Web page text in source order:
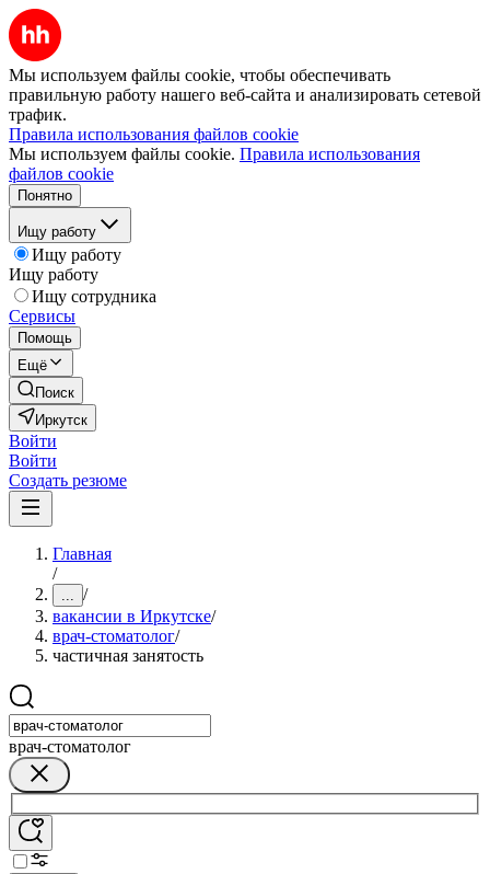
Мы используем файлы cookie, чтобы обеспечивать
правильную работу нашего веб-сайта и анализировать сетевой
трафик.
Правила использования файлов cookie
Мы используем файлы cookie. Правила использования
файлов cookie
Понятно
Ищу работу
Ищу работу
Ищу работу
Ищу сотрудника
Сервисы
Помощь
Ещё
Поиск
Иркутск
Войти
Войти
Создать резюме
Главная
/
... /
вакансии в Иркутске/
врач-стоматолог/
частичная занятость
врач-стоматолог